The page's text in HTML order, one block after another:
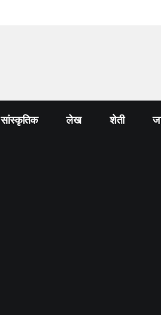
सांस्कृतिक लेख शेती